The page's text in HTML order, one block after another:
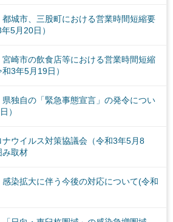
都城市、三股町における営業時間短縮要
5月20日）
宮崎市の飲食店等における営業時間短縮
3年5月19日）
県独自の「緊急事態宣言」の発令につい
）
ナウイルス対策協議会（令和3年5月8
み取材
感染拡大に伴う今後の対応について(令和